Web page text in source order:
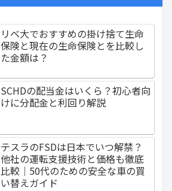
リベ大でおすすめの掛け捨て生命
保険と現在の生命保険とを比較し
た金額は？
SCHDの配当金はいくら？初心者向
けに分配金と利回り解説
テスラのFSDは日本でいつ解禁？
他社の運転支援技術と価格も徹底
比較｜50代のための安全な車の買
い替えガイド